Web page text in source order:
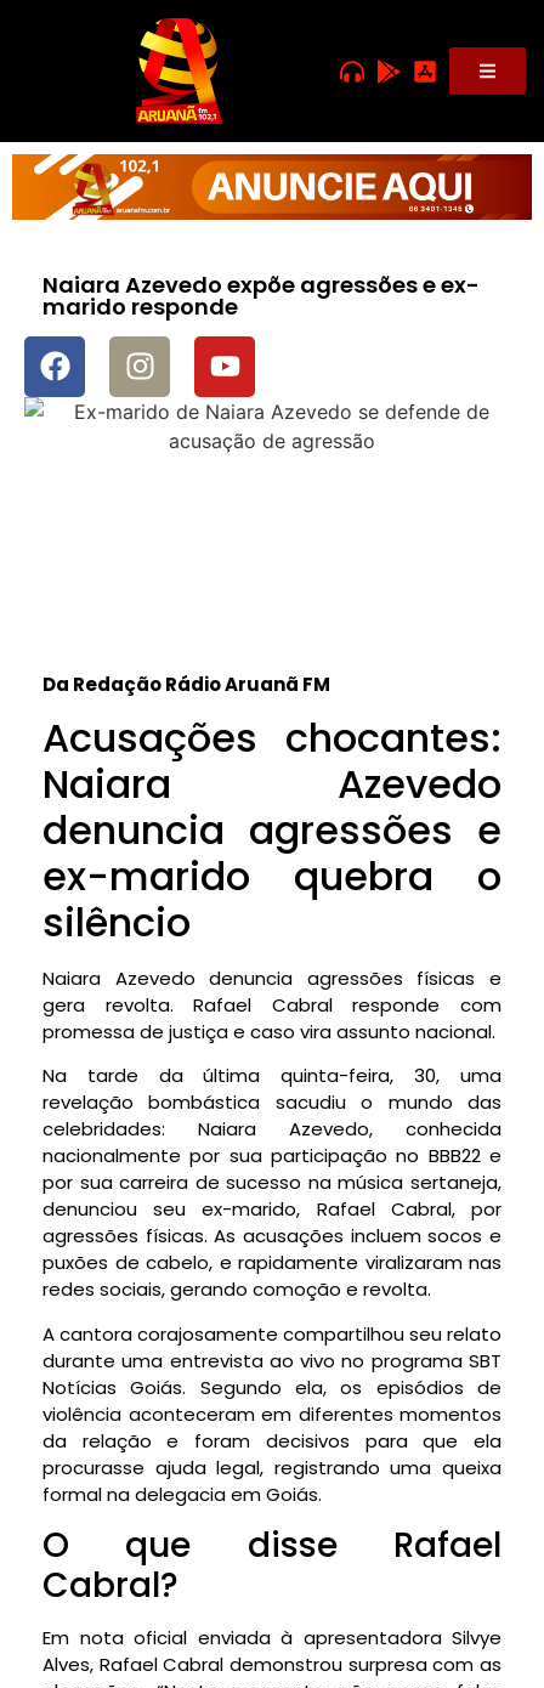
Naiara Azevedo expõe agressões e ex-
marido responde
Da Redação Rádio Aruanã FM
Acusações chocantes:
Naiara Azevedo
denuncia agressões e
ex-marido quebra o
silêncio
Naiara Azevedo denuncia agressões físicas e
gera revolta. Rafael Cabral responde com
promessa de justiça e caso vira assunto nacional.
Na tarde da última quinta-feira, 30, uma
revelação bombástica sacudiu o mundo das
celebridades: Naiara Azevedo, conhecida
nacionalmente por sua participação no BBB22 e
por sua carreira de sucesso na música sertaneja,
denunciou seu ex-marido, Rafael Cabral, por
agressões físicas. As acusações incluem socos e
puxões de cabelo, e rapidamente viralizaram nas
redes sociais, gerando comoção e revolta.
A cantora corajosamente compartilhou seu relato
durante uma entrevista ao vivo no programa SBT
Notícias Goiás. Segundo ela, os episódios de
violência aconteceram em diferentes momentos
da relação e foram decisivos para que ela
procurasse ajuda legal, registrando uma queixa
formal na delegacia em Goiás.
O que disse Rafael
Cabral?
Em nota oficial enviada à apresentadora Silvye
Alves, Rafael Cabral demonstrou surpresa com as